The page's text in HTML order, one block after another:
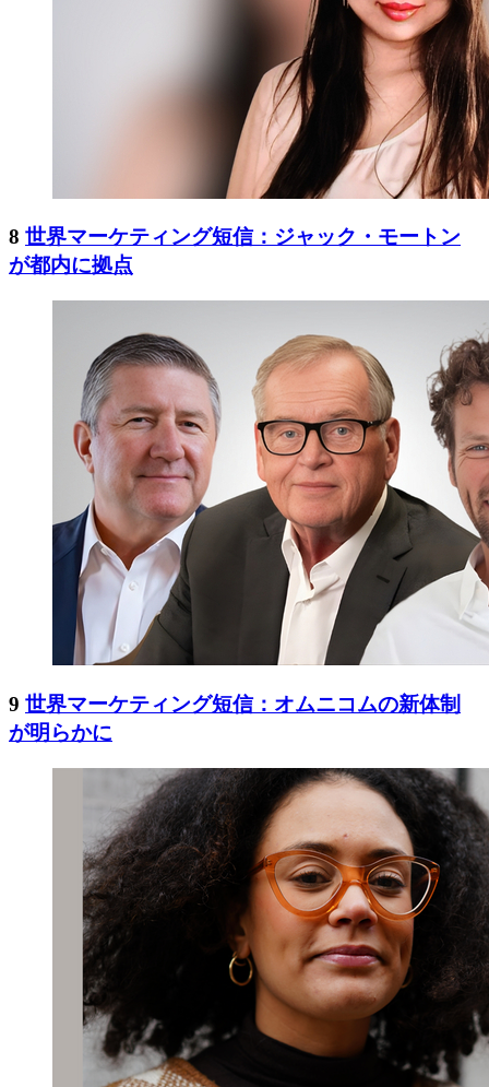
8 世界マーケティング短信：ジャック・モートン
が都内に拠点
9 世界マーケティング短信：オムニコムの新体制
が明らかに